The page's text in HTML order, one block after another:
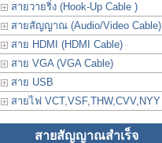
สายวายริ่ง (Hook-Up Cable )
สายสัญญาณ (Audio/Video Cable)
สาย HDMI (HDMI Cable)
สาย VGA (VGA Cable)
สาย USB
สายไฟ VCT,VSF,THW,CVV,NYY
สายสัญญาณสำเร็จ